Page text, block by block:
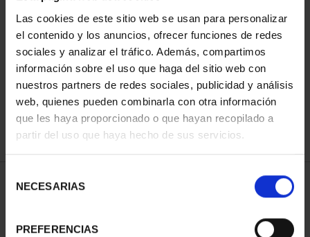
Las cookies de este sitio web se usan para personalizar
el contenido y los anuncios, ofrecer funciones de redes
sociales y analizar el tráfico. Además, compartimos
información sobre el uso que haga del sitio web con
nuestros partners de redes sociales, publicidad y análisis
web, quienes pueden combinarla con otra información
que les haya proporcionado o que hayan recopilado a
partir del uso que haya hecho de sus servicios.
NECESARIAS
PREFERENCIAS
ORDENAR POR:
REFINAR
1 Productos encontrados